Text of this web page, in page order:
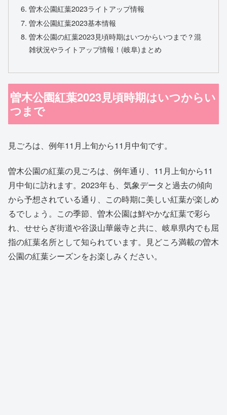
曽木公園紅葉2023ライトアップ情報
曽木公園紅葉2023基本情報
曽木公園の紅葉2023見頃時期はいつからいつまで？混
雑状況やライトアップ情報！(岐阜)まとめ
曽木公園紅葉2023見頃時期はいつからい
つまで
見ごろは、例年11月上旬から11月中旬です。
曽木公園の紅葉の見ごろは、例年通り、11月上旬から11
月中旬に訪れます。2023年も、気象データと過去の傾向
から予想されている通り、この時期に美しい紅葉が楽しめ
るでしょう。この季節、曽木公園は鮮やかな紅葉で彩ら
れ、せせらぎ街道や谷汲山華厳寺と共に、岐阜県内でも屈
指の紅葉名所として知られています。見どころ満載の曽木
公園の紅葉シーズンをお楽しみください。